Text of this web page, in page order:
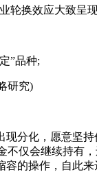
换效应大致呈现
”品种;
研究)
化，愿意坚
仅会继续持
的操作，自此